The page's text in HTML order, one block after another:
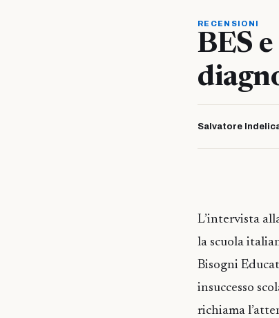
RECENSIONI
BES
Salvatore
L’intervista
la scuola
Bisogni
insuccesso
richiama